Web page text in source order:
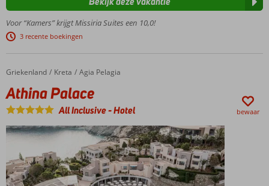
loopafstand
van
gezellige
en bars
Groot zwembad
met
kinderzwembad
Rustige
met
prachtige
tuin
Voor “Kamers” krijgt Missiria Suites een 10,0!
3 recente boekingen
Home
Griekenland Kreta Agia Pelagia
Athina Palace
Athina Palace
All Inclusive-Hotel bewaar